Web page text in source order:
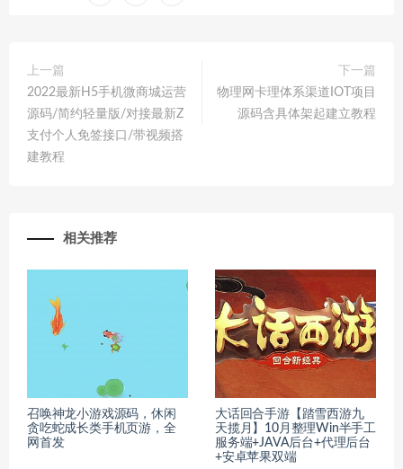
上一篇
2022最新H5手机微商城运营
源码/简约轻量版/对接最新Z
支付个人免签接口/带视频搭
建教程
下一篇
物理网卡理体系渠道IOT项目
源码含具体架起建立教程
相关推荐
召唤神龙小游戏源码，休闲
贪吃蛇成长类手机页游，全
网首发
大话回合手游【踏雪西游九
天揽月】10月整理Win半手工
服务端+JAVA后台+代理后台
+安卓苹果双端